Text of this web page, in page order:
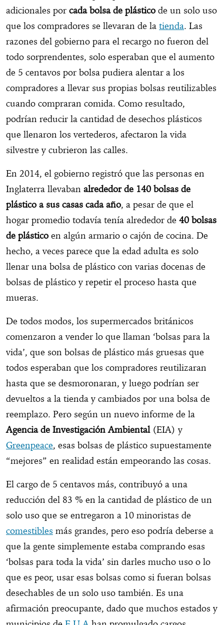
adicionales por cada bolsa de plástico de un solo uso
que los compradores se llevaran de la tienda. Las
razones del gobierno para el recargo no fueron del
todo sorprendentes, solo esperaban que el aumento
de 5 centavos por bolsa pudiera alentar a los
compradores a llevar sus propias bolsas reutilizables
cuando compraran comida. Como resultado,
podrían reducir la cantidad de desechos plásticos
que llenaron los vertederos, afectaron la vida
silvestre y cubrieron las calles.
En 2014, el gobierno registró que las personas en
Inglaterra llevaban alrededor de 140 bolsas de
plástico a sus casas cada año, a pesar de que el
hogar promedio todavía tenía alrededor de 40 bolsas
de plástico en algún armario o cajón de cocina. De
hecho, a veces parece que la edad adulta es solo
llenar una bolsa de plástico con varias docenas de
bolsas de plástico y repetir el proceso hasta que
mueras.
De todos modos, los supermercados británicos
comenzaron a vender lo que llaman ‘bolsas para la
vida’, que son bolsas de plástico más gruesas que
todos esperaban que los compradores reutilizaran
hasta que se desmoronaran, y luego podrían ser
devueltos a la tienda y cambiados por una bolsa de
reemplazo. Pero según un nuevo informe de la
Agencia de Investigación Ambiental (EIA) y
Greenpeace, esas bolsas de plástico supuestamente
“mejores” en realidad están empeorando las cosas.
El cargo de 5 centavos más, contribuyó a una
reducción del 83 % en la cantidad de plástico de un
solo uso que se entregaron a 10 minoristas de
comestibles más grandes, pero eso podría deberse a
que la gente simplemente estaba comprando esas
‘bolsas para toda la vida’ sin darles mucho uso o lo
que es peor, usar esas bolsas como si fueran bolsas
desechables de un solo uso también. Es una
afirmación preocupante, dado que muchos estados y